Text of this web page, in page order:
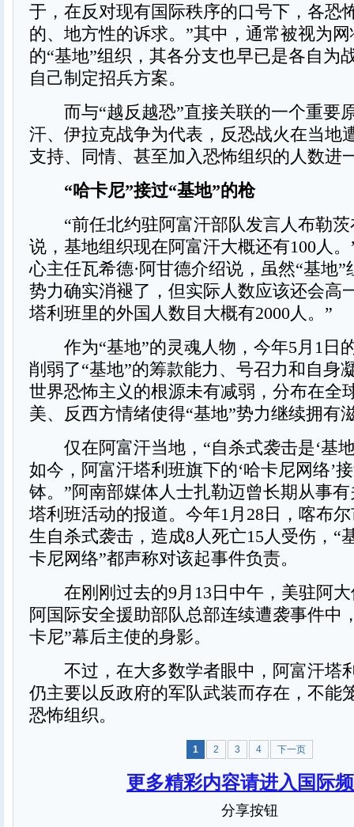
于，在反对现有国际秩序的口号下，各恐
的、地方性的诉求。”其中，通常被视为
的“基地”组织，其各分支也早已是各自为
自己制定招兵方案。
而与“越反越恐”直接关联的一个重要
汗、伊拉克战争为代表，反恐战火在当地
支持、同情、甚至加入恐怖组织的人数进
“哈卡尼”接过“基地”的枪
“前任北约驻阿富汗部队发言人布勒茨
说，基地组织现在阿富汗大概还有100人
心主任瓦希德·阿甘德介绍说，虽然“基地
势力确实消褪了，但实际人数应该还会高
塔利班里的外国人数目大概有2000人。”
作为“基地”的灵魂人物，今年5月1日
削弱了“基地”的筹款能力、号召力和自身
世界恐怖主义的根源未有减弱，分布在全
美、反西方情绪使得“基地”势力继续拥有
仅在阿富汗当地，“自杀式袭击是‘基地
如今，阿富汗塔利班旗下的‘哈卡尼网络’
钵。”阿南部媒体人士扎勒迈曾长期从事有
塔利班活动的报道。今年1月28日，喀布
生自杀式袭击，造成8人死亡15人受伤，“
卡尼网络”都声称对该起事件负责。
在刚刚过去的9月13日中午，美驻阿大
阿国际安全援助部队总部连续遭袭事件中
卡尼”幕后主使的身影。
不过，在大多数学者眼中，阿富汗塔
仍主要以反政府的军队武装而存在，不能
恐怖组织。
1 2 3 4 下一页
更多精彩内容请进入国际
分享按钮